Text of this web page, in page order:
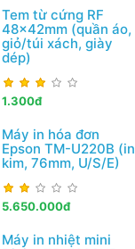
Tem từ cứng RF
48x42mm (quần áo,
giỏ/túi xách, giày
dép)
1.300đ
Máy in hóa đơn
Epson TM-U220B (in
kim, 76mm, U/S/E)
5.650.000đ
Máy in nhiệt mini